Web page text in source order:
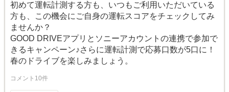
初めて運転計測する方も、いつもご利用いただいている
方も、この機会にご自身の運転スコアをチェックしてみ
ませんか？
GOOD DRIVEアプリとソニーアカウントの連携で参加で
きるキャンペーン♪さらに運転計測で応募口数が5口に！
春のドライブを楽しみましょう。
コメント10件